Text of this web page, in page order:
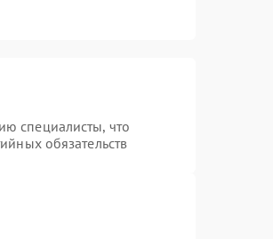
специалисты, что
обязательств